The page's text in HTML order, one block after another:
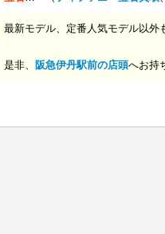
最新モデル、定番人気モデル以外
是非、 阪急伊丹駅前の店頭へお持